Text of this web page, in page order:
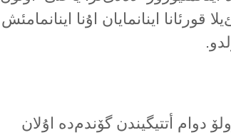
قورئانا اینانمایان اۇنا اینانمامئش
دوام أتتیگیندن گۆندم‌دە اۇلان